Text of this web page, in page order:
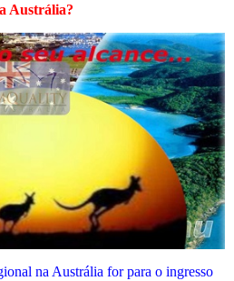
Austrália?
na Austrália for para o ingresso